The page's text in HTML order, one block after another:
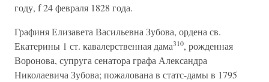
году, f 24 февраля 1828 года.
Графиня Елизавета Васильевна Зубова, ордена св.
Екатерины 1 ст. кавалерственная дама310, рожденная
Воронова, супруга сенатора графа Александра
Николаевича Зубова; пожалована в статс-дамы в 1795